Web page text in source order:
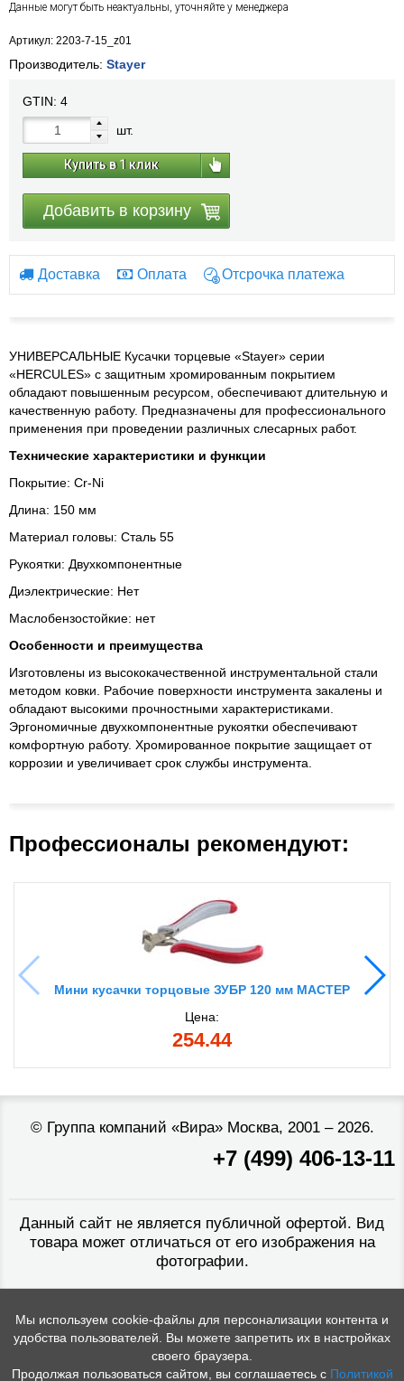
Данные могут быть неактуальны, уточняйте у менеджера
Артикул: 2203-7-15_z01
Производитель: Stayer
GTIN: 4
шт.
Купить в 1 клик
Добавить в корзину
Доставка Оплата Отсрочка платежа
УНИВЕРСАЛЬНЫЕ Кусачки торцевые «Stayer» серии
«HERCULES» с защитным хромированным покрытием
обладают повышенным ресурсом, обеспечивают длительную и
качественную работу. Предназначены для профессионального
применения при проведении различных слесарных работ.
Технические характеристики и функции
Покрытие: Cr-Ni
Длина: 150 мм
Материал головы: Сталь 55
Рукоятки: Двухкомпонентные
Диэлектрические: Нет
Маслобензостойкие: нет
Особенности и преимущества
Изготовлены из высококачественной инструментальной стали
методом ковки. Рабочие поверхности инструмента закалены и
обладают высокими прочностными характеристиками.
Эргономичные двухкомпонентные рукоятки обеспечивают
комфортную работу. Хромированное покрытие защищает от
коррозии и увеличивает срок службы инструмента.
Профессионалы рекомендуют:
Мини кусачки торцовые ЗУБР 120 мм МАСТЕР
Цена:
254.44
© Группа компаний «Вира»Москва, 2001 – 2026.
+7 (499) 406-13-11
Данный сайт не является публичной офертой. Вид
товара может отличаться от его изображения на
фотографии.
Мы используем cookie-файлы для персонализации контента и
удобства пользователей. Вы можете запретить их в настройках
своего браузера.
Продолжая пользоваться сайтом, вы соглашаетесь с Политикой